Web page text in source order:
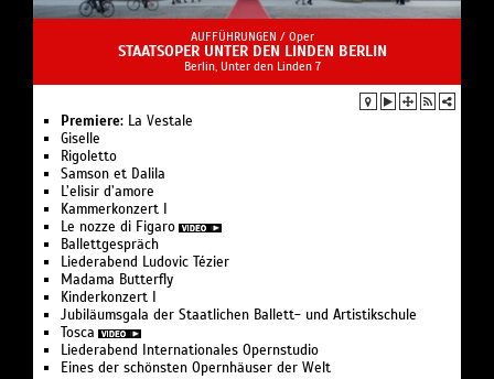
AUFFÜHRUNGEN / Oper
STAATSOPER UNTER DEN LINDEN BERLIN
Berlin, Unter den Linden 7
Premiere: La Vestale
Giselle
Rigoletto
Samson et Dalila
L’elisir d’amore
Kam­mer­kon­zert I
Le nozze di Figaro
Ballettgespräch
Liederabend Ludovic Tézier
Madama Butterfly
Kinderkonzert I
Jubiläumsgala der Staatlichen Ballett- und Artistikschule
Tosca
Liederabend Internationales Opernstudio
Eines der schönsten Opernhäuser der Welt